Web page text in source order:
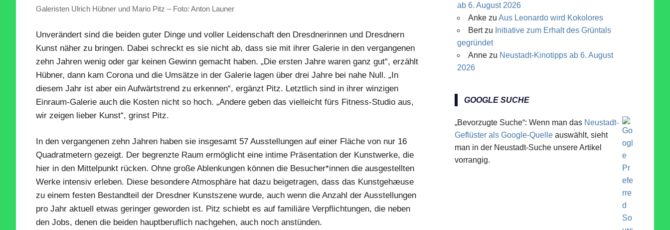
Galeristen Ulrich Hübner und Mario Pitz – Foto: Anton Launer
Unverändert sind die beiden guter Dinge und voller Leidenschaft den Dresdnerinnen und Dresdnern
Kunst näher zu bringen. Dabei schreckt es sie nicht ab, dass sie mit ihrer Galerie in den vergangenen
zehn Jahren wenig oder gar keinen Gewinn gemacht haben. „Die ersten Jahre waren ganz gut“, erzählt
Hübner, dann kam Corona und die Umsätze in der Galerie lagen über drei Jahre bei nahe Null. „In
diesem Jahr ist aber ein Aufwärtstrend zu erkennen“, ergänzt Pitz. Letztlich sind in ihrer winzigen
Einraum-Galerie auch die Kosten nicht so hoch. „Andere geben das vielleicht fürs Fitness-Studio aus,
wir zeigen lieber Kunst“, grinst Pitz.
In den vergangenen zehn Jahren haben sie insgesamt 57 Ausstellungen auf einer Fläche von nur 16
Quadratmetern gezeigt. Der begrenzte Raum ermöglicht eine intime Präsentation der Kunstwerke, die
hier in den Mittelpunkt rücken. Ohne große Ablenkungen können die Besucher*innen die ausgestellten
Werke intensiv erleben. Diese besondere Atmosphäre hat dazu beigetragen, dass das Kunstgehæuse
zu einem festen Bestandteil der Dresdner Kunstszene wurde, auch wenn die Anzahl der Ausstellungen
pro Jahr aktuell etwas geringer geworden ist. Pitz schiebt es auf familiäre Verpflichtungen, die neben
den Jobs, denen die beiden hauptberuflich nachgehen, auch noch anstünden.
ab 6. August 2026
Ankezu Aus Leonardo wird Kokolores
Bertzu Initiative zum Erhalt des Grüntals
gegründet
Annezu Neustadt-Kinotipps ab 6. August
2026
GOOGLE SUCHE
„Bevorzugte Suche“: Wenn man das Neustadt-
Geflüster als Google-Quelle auswählt, sieht
man in der Neustadt-Suche unsere Artikel
vorrangig.